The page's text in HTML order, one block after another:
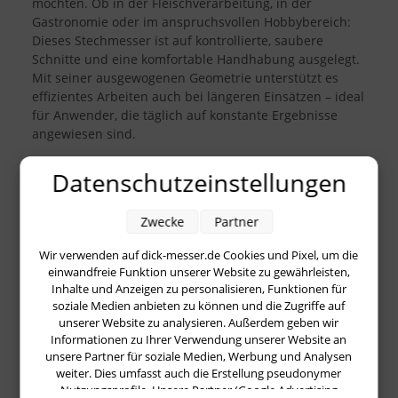
Gastronomie oder im anspruchsvollen Hobbybereich:
Dieses Stechmesser ist auf kontrollierte, saubere
Schnitte und eine komfortable Handhabung ausgelegt.
Mit seiner ausgewogenen Geometrie unterstützt es
effizientes Arbeiten auch bei längeren Einsätzen – ideal
für Anwender, die täglich auf konstante Ergebnisse
angewiesen sind.
für das Stechen, Parieren und exakte Trennen von
das Messer präzise führen, wodurch kontrollierte
Schärfe und Standzeit konzipiert, sodass das Messer
auch bei häufiger Nutzung zuverlässig bleibt.
Gleichzeitig ist es robust genug, um im Arbeitsalltag zu
bestehen, ohne dabei an Feinfühligkeit einzubüßen.
Ein zentrales Merkmal ist derErgogrip-Griff, der dem
Messer seinen Namen gibt. Er liegt sicher in der Hand
und unterstützt eine natürliche Handhaltung, was die
Datenschutzeinstellungen
Wir verwenden auf dick-messer.de Cookies und Pixel, um die
einwandfreie Funktion unserer Website zu gewährleisten,
Inhalte und Anzeigen zu personalisieren, Funktionen für
soziale Medien anbieten zu können und die Zugriffe auf
unserer Website zu analysieren. Außerdem geben wir
Informationen zu Ihrer Verwendung unserer Website an
unsere Partner für soziale Medien, Werbung und Analysen
weiter. Dies umfasst auch die Erstellung pseudonymer
Nutzungsprofile. Unsere Partner (Google Advertising
Zwecke Partner